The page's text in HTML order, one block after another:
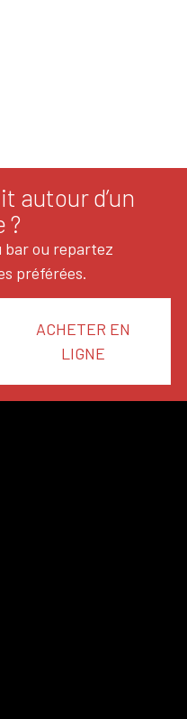
autour d’un
?
bar ou repartez
préférées.
ACHETER EN
LIGNE